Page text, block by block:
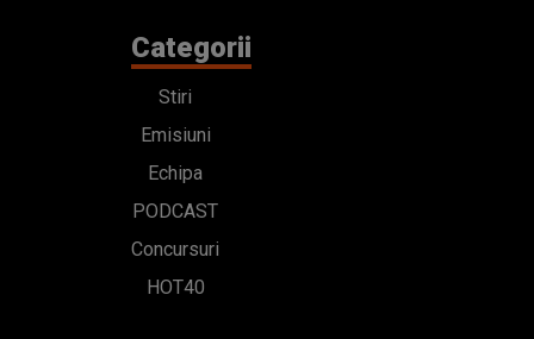
Categorii
Stiri
Emisiuni
Echipa
PODCAST
Concursuri
HOT40